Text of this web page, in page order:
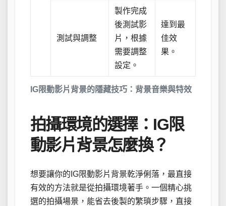
IG限動影片背景的隱藏技巧：背景音樂與特效
測試與調整
製作完成
後測試影
片，根據
需要調整
設定。
達到最
佳效
果。
拍攝環境的選擇：IG限
動影片背景怎麼換？
想要讓你的IG限動影片背景乾淨俐落，最直接
有效的方法就是從拍攝環境著手。一個精心挑
選的拍攝場景，能省去後製的繁瑣步驟，直接